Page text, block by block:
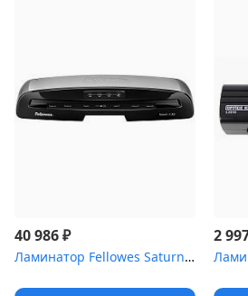
40 986₽
Ламинатор Fellowes Saturn 3i A3 (FS-57360), A3 (75-125 мкм) 30 см...
2